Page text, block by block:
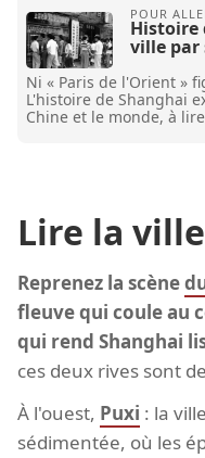
Histoire
ville par
Ni « Paris de l'Orient »
L'histoire de Shanghai
Chine et le monde, à
Lire la
Reprenez la scène
fleuve qui coule au
qui rend Shanghai
ces deux rives sont
À l'ouest, Puxi : la
sédimentée, où les